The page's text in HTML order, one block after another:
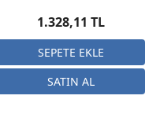
1.328,11 TL